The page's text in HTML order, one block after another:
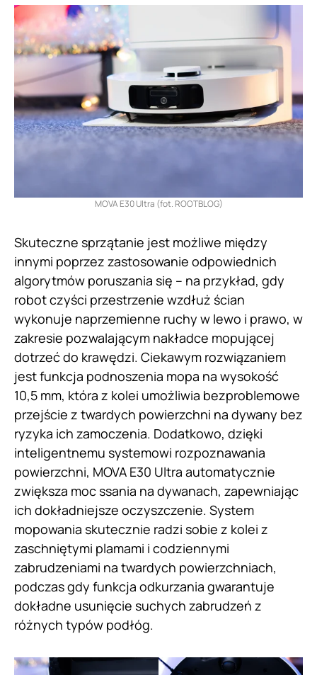
MOVA E30 Ultra (fot. ROOTBLOG)
Skuteczne sprzątanie jest możliwe między
innymi poprzez zastosowanie odpowiednich
algorytmów poruszania się – na przykład, gdy
robot czyści przestrzenie wzdłuż ścian
wykonuje naprzemienne ruchy w lewo i prawo, w
zakresie pozwalającym nakładce mopującej
dotrzeć do krawędzi. Ciekawym rozwiązaniem
jest funkcja podnoszenia mopa na wysokość
10,5 mm, która z kolei umożliwia bezproblemowe
przejście z twardych powierzchni na dywany bez
ryzyka ich zamoczenia. Dodatkowo, dzięki
inteligentnemu systemowi rozpoznawania
powierzchni, MOVA E30 Ultra automatycznie
zwiększa moc ssania na dywanach, zapewniając
ich dokładniejsze oczyszczenie. System
mopowania skutecznie radzi sobie z kolei z
zaschniętymi plamami i codziennymi
zabrudzeniami na twardych powierzchniach,
podczas gdy funkcja odkurzania gwarantuje
dokładne usunięcie suchych zabrudzeń z
różnych typów podłóg.